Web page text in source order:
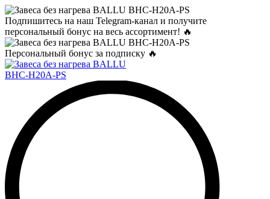
Подпишитесь на наш Telegram-канал и получите
персональный бонус на весь ассортимент! 🔥
Персональный бонус за подписку 🔥